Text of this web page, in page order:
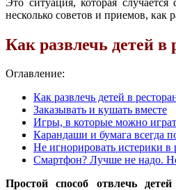
несколько советов и приемов, как
Как развлечь детей в
Оглавление:
Как развлечь детей в
Заказывать и кушать вместе
Игры, в которые можно
Карандаши и бумага всегда
Не игнорировать истерики в
Смартфон? Лучше не надо.
Простой способ отвлечь